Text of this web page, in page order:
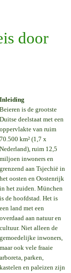
door
Inleiding
Beieren is de grootste
Duitse deelstaat met een
oppervlakte van ruim
70.500 km² (1,7 x
Nederland), ruim 12,5
miljoen inwoners en
grenzend aan Tsjechië in
het oosten en Oostenrijk
in het zuiden. München
is de hoofdstad. Het is
een land met een
overdaad aan natuur en
cultuur. Niet alleen de
gemoedelijke inwoners,
maar ook vele fraaie
arboreta, parken,
kastelen en paleizen zijn